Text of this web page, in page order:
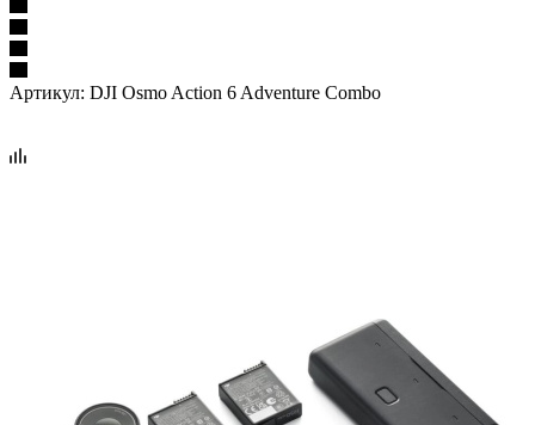
Артикул: DJI Osmo Action 6 Adventure Combo